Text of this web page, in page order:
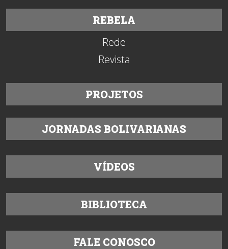
REBELA
Rede
Revista
PROJETOS
JORNADAS BOLIVARIANAS
VÍDEOS
BIBLIOTECA
FALE CONOSCO